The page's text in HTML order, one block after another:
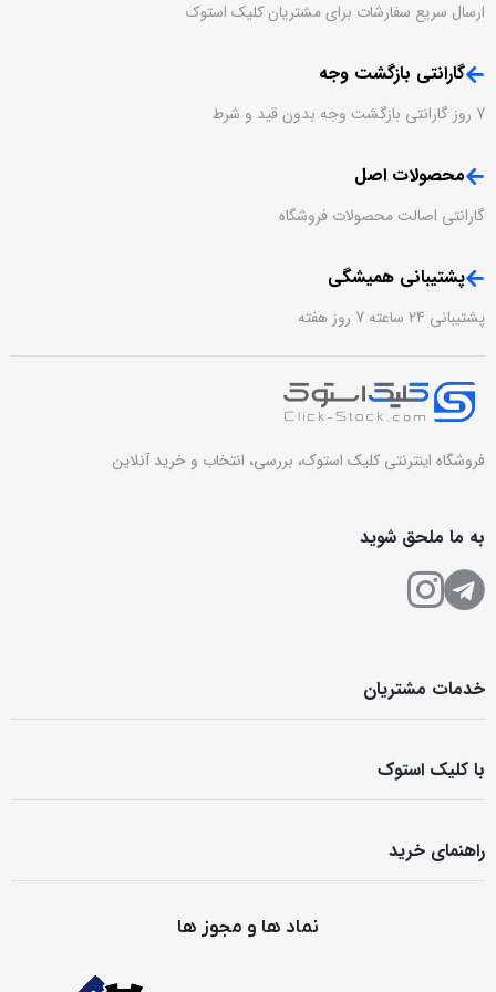
ارسال سریع سفارشات برای مشتریان کلیک استوک
گارانتی بازگشت وجه
7 روز گارانتی بازگشت وجه بدون قید و شرط
محصولات اصل
گارانتی اصالت محصولات فروشگاه
پشتیبانی همیشگی
پشتیبانی 24 ساعته 7 روز هفته
فروشگاه اینترنتی کلیک استوک، بررسی، انتخاب و خرید آنلاین
به ما ملحق شوید
خدمات مشتریان
با کلیک استوک
راهنمای خرید
نماد ها و مجوز ها